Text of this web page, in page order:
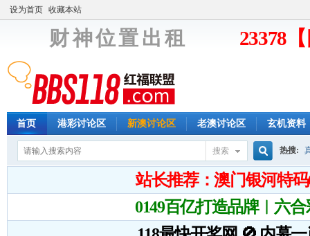
设为首页 收藏本站
财 神 位 置 出 租 23378
首页 港彩讨论区 新澳讨论区 老澳讨论区 玄机资料
搜索
搜
索
热搜: